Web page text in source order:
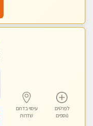
לפרטים
נוספים
עיסוי בדרום
שדרות